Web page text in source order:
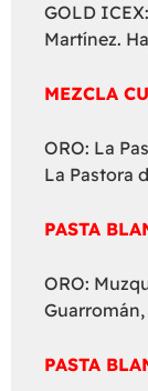
GOLD
Martínez.
MEZCLA
ORO: La
La Pastora
PASTA
ORO:
Guarromán,
PASTA